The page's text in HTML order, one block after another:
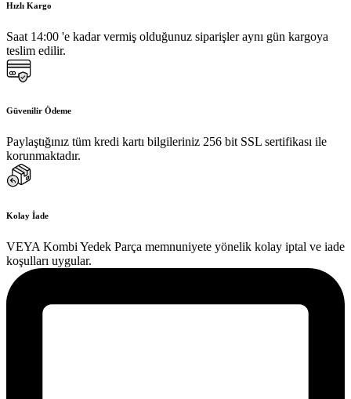
Hızlı Kargo
Saat 14:00 'e kadar vermiş olduğunuz siparişler aynı gün kargoya
teslim edilir.
Güvenilir Ödeme
Paylaştığınız tüm kredi kartı bilgileriniz 256 bit SSL sertifikası ile
korunmaktadır.
Kolay İade
VEYA Kombi Yedek Parça memnuniyete yönelik kolay iptal ve iade
koşulları uygular.